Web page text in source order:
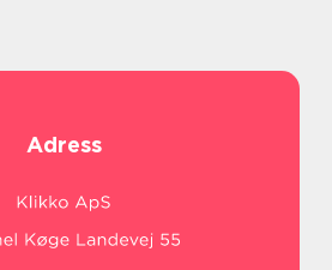
Adress